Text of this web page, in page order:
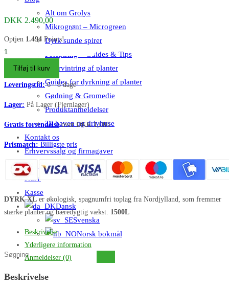
Alt om Grolys
Mikrogrønt – Microgreen
Dyrk sunde spirer
Forspiring – Guides & Tips
Overvintring af planter
Guides for dyrkning af planter
Gødning & Gromedie
Produktanmeldelser
Til haven og drivhuse
Kontakt os
Erhvervssalg og firmagaver
Min Konto
Kurv
Kasse
Dansk
Svenska
Norsk bokmål
Søg
denne
DKK 2.490,00
Optjen 1.494 Points!
DYRK
øko
toplag
og
jordforbedring
ukrudtshæmmende
|
1500L
antal
Tilføj til kurv
Leveringstid:6 - 8 dage
Lager: På Lager (Fjernlager)
Gratis forsendelseover DKK 1,000
Prismatch: Billigste pris
DYRK XL er økologisk, spagnumfri toplag fra Nordjylland, som fremmer
stærke planter og bæredygtig vækst. 1500L
Beskrivelse
Yderligere information
Anmeldelser (0)
Beskrivelse